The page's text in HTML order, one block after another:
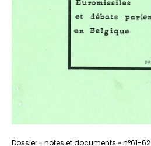
Dossier « notes et documents » n°61-62